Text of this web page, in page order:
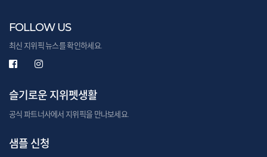
FOLLOW US
최신 지위픽 뉴스를 확인하세요.
슬기로운 지위펫생활
공식 파트너사에서 지위픽을 만나보세요.
샘플 신청